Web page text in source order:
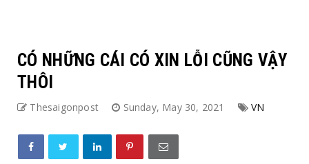
CÓ NHỮNG CÁI CÓ XIN LỖI CŨNG VẬY
THÔI
Thesaigonpost Sunday, May 30, 2021 VN